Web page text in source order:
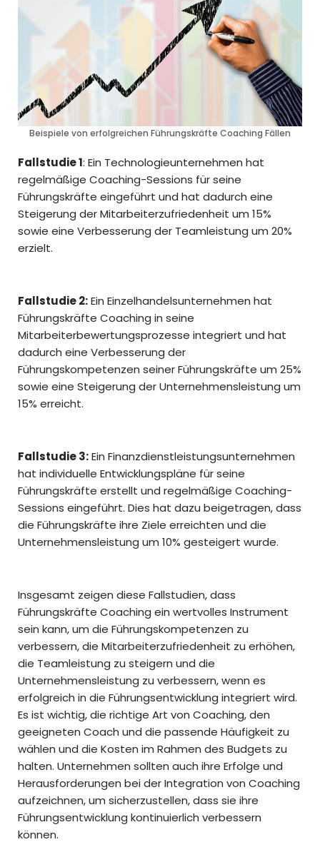
Beispiele von erfolgreichen Führungskräfte Coaching Fällen
Fallstudie 1: Ein Technologieunternehmen hat
regelmäßige Coaching-Sessions für seine
Führungskräfte eingeführt und hat dadurch eine
Steigerung der Mitarbeiterzufriedenheit um 15%
sowie eine Verbesserung der Teamleistung um 20%
erzielt.
Fallstudie 2:Ein Einzelhandelsunternehmen hat
Führungskräfte Coaching in seine
Mitarbeiterbewertungsprozesse integriert und hat
dadurch eine Verbesserung der
Führungskompetenzen seiner Führungskräfte um 25%
sowie eine Steigerung der Unternehmensleistung um
15% erreicht.
Fallstudie 3:Ein Finanzdienstleistungsunternehmen
hat individuelle Entwicklungspläne für seine
Führungskräfte erstellt und regelmäßige Coaching-
Sessions eingeführt. Dies hat dazu beigetragen, dass
die Führungskräfte ihre Ziele erreichten und die
Unternehmensleistung um 10% gesteigert wurde.
Insgesamt zeigen diese Fallstudien, dass
Führungskräfte Coaching ein wertvolles Instrument
sein kann, um die Führungskompetenzen zu
verbessern, die Mitarbeiterzufriedenheit zu erhöhen,
die Teamleistung zu steigern und die
Unternehmensleistung zu verbessern, wenn es
erfolgreich in die Führungsentwicklung integriert wird.
Es ist wichtig, die richtige Art von Coaching, den
geeigneten Coach und die passende Häufigkeit zu
wählen und die Kosten im Rahmen des Budgets zu
halten. Unternehmen sollten auch ihre Erfolge und
Herausforderungen bei der Integration von Coaching
aufzeichnen, um sicherzustellen, dass sie ihre
Führungsentwicklung kontinuierlich verbessern
können.